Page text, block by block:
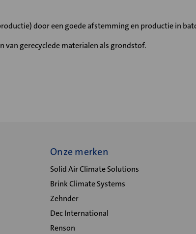
door een goede afstemming en productie in
van gerecyclede materialen als grondstof.
Onze merken
Solid Air Climate Solutions
Brink Climate Systems
Zehnder
Dec International
Renson